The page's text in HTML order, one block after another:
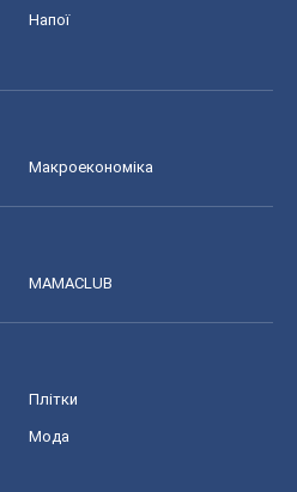
Напої
Макроекономіка
MAMACLUB
Плітки
Мода